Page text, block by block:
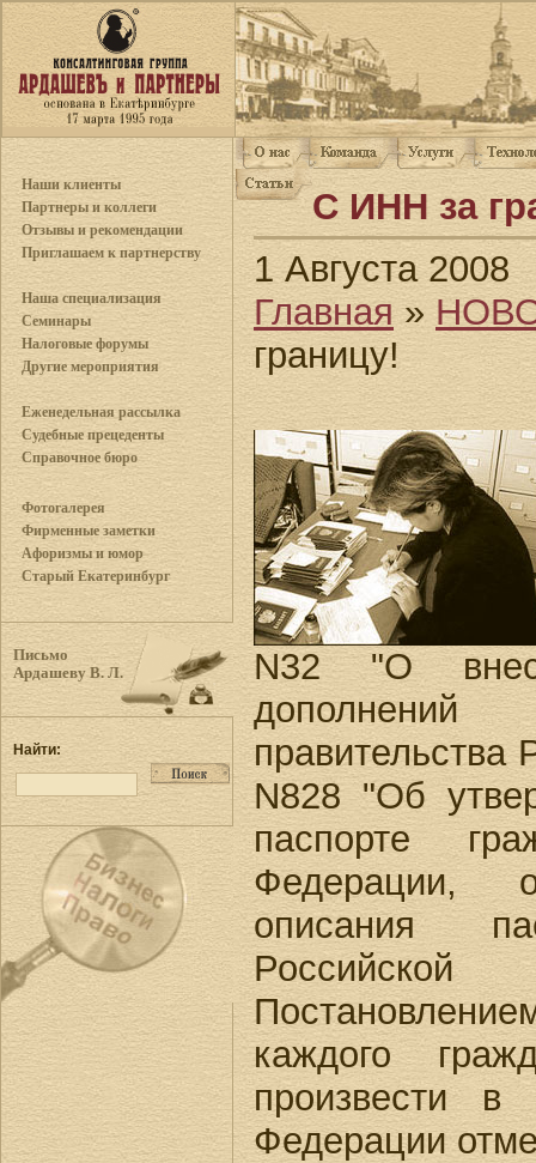
Наши клиенты
Партнеры и коллеги
Отзывы и рекомендации
Приглашаем к партнерству
Наша специализация
Семинары
Налоговые форумы
Другие мероприятия
Еженедельная рассылка
Судебные прецеденты
Справочное бюро
Фотогалерея
Фирменные заметки
Афоризмы и юмор
Старый Екатеринбург
Письмо
Ардашеву В. Л.
Найти:
С ИНН за
1 Августа 2008
Главная »
границу!
N32 "О
правительства
N828 "Об
паспорте
Федерации,
описания
каждого
произвести в
Федерации